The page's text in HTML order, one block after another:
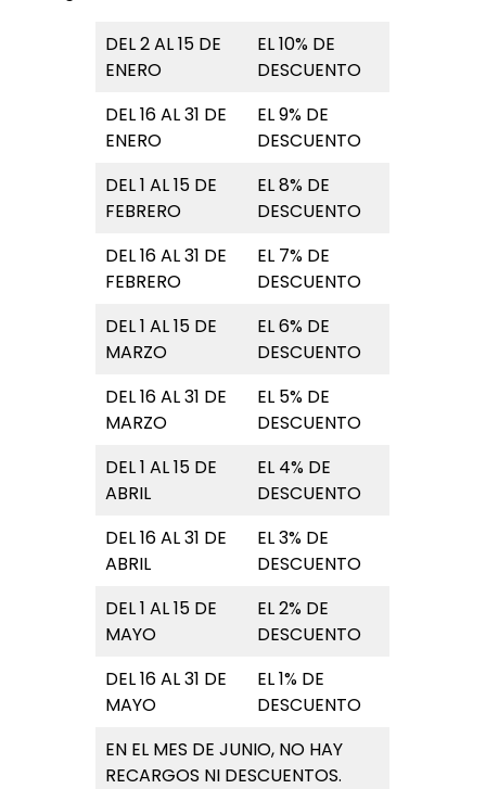
DEL 2 AL 15 DE
ENERO
EL 10% DE
DESCUENTO
DEL 16 AL 31 DE
ENERO
EL 9% DE
DESCUENTO
DEL 1 AL 15 DE
FEBRERO
EL 8% DE
DESCUENTO
DEL 16 AL 31 DE
FEBRERO
EL 7% DE
DESCUENTO
DEL 1 AL 15 DE
MARZO
EL 6% DE
DESCUENTO
DEL 16 AL 31 DE
MARZO
EL 5% DE
DESCUENTO
DEL 1 AL 15 DE
ABRIL
EL 4% DE
DESCUENTO
DEL 16 AL 31 DE
ABRIL
EL 3% DE
DESCUENTO
DEL 1 AL 15 DE
MAYO
EL 2% DE
DESCUENTO
DEL 16 AL 31 DE
MAYO
EL 1% DE
DESCUENTO
EN EL MES DE JUNIO, NO HAY
RECARGOS NI DESCUENTOS.